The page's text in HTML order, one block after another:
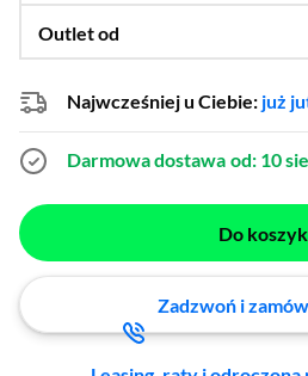
Outlet od
Najwcześniej u Ciebie: już
Darmowa dostawa od: 10
Do
Zadzwoń i